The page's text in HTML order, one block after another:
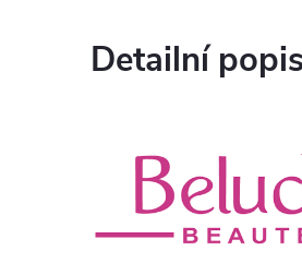
Detailní